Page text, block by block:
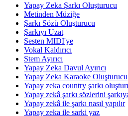
Yapay Zeka Şarkı Oluşturucu
Metinden Müziğe
Şarkı Sözü Oluşturucu
Şarkıyı Uzat
Sesten MIDI'ye
Vokal Kaldırıcı
Stem Ayırıcı
Yapay Zeka Davul Ayırıcı
Yapay Zeka Karaoke Oluşturucu
Yapay zeka country şarkı
Yapay zekâ şarkı sözlerini
Yapay zekâ ile şarkı nasıl yapılır
Yapay zeka ile sarki yaz